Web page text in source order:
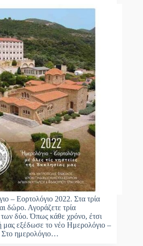
– Εορτολόγιο 2022. Στα τρία
δώρο. Αγοράζετε τρία
των δύο. Όπως κάθε χρόνο, έτσι
μας εξέδωσε το νέο Ημερολόγιο –
Στο ημερολόγιο…